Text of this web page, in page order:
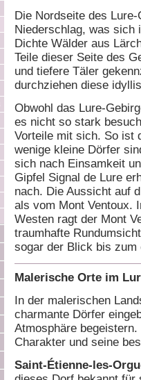
Die Nordseite des
Niederschlag, was sich
Dichte Wälder aus
Teile dieser Seite des
und tiefere Täler
durchziehen diese
Obwohl das Lure-
es nicht so stark
Vorteile mit sich. So ist
wenige kleine Dörfer
sich nach Einsamkeit
Gipfel Signal de Lure
nach. Die Aussicht auf
als vom Mont Ventoux.
Westen ragt der Mont
traumhafte
sogar der Blick bis zum
Malerische Orte im
In der malerischen
charmante Dörfer
Atmosphäre
Charakter und seine
Saint-Étienne-les-